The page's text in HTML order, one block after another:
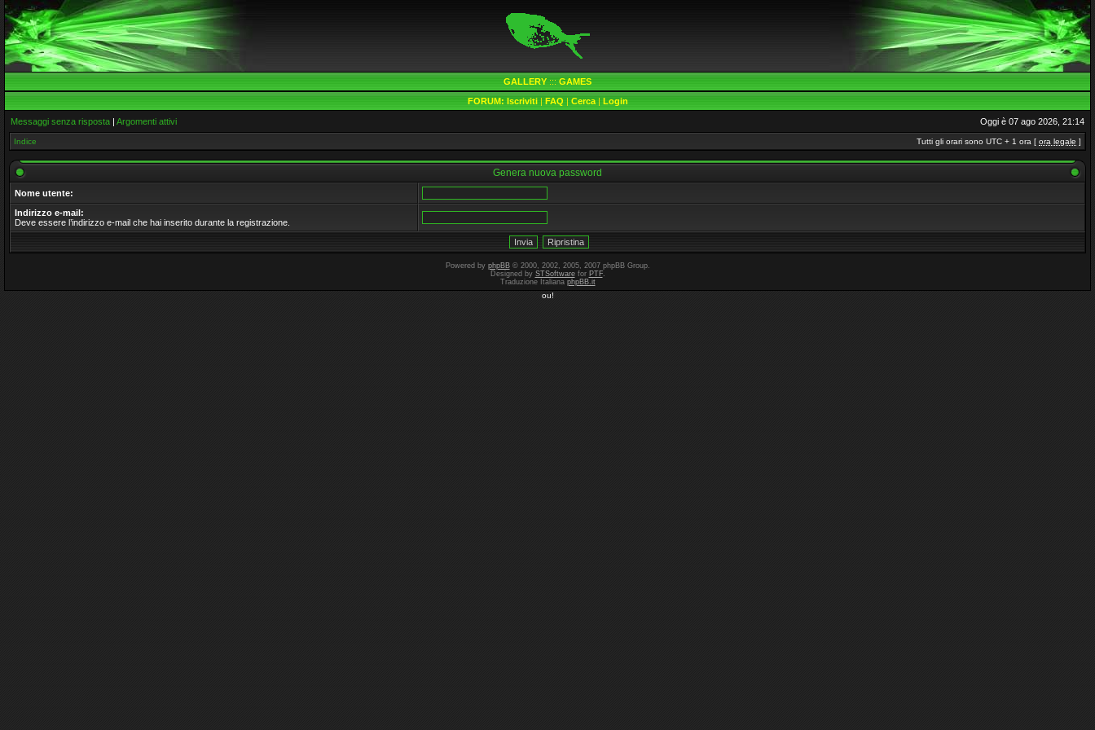
GALLERY ::: GAMES
FORUM: Iscriviti| FAQ | Cerca| Login
Messaggi senza risposta | Argomenti attivi Oggi è 07 ago 2026, 21:14
Indice Tutti gli orari sono UTC + 1 ora [ ora legale ]
Genera nuova password
Nome utente:
Indirizzo e-mail:
Deve essere l’indirizzo e-mail che hai inserito durante la registrazione.
Powered by phpBB© 2000, 2002, 2005, 2007 phpBB Group.
Designed by STSoftwarefor PTF.
Traduzione Italiana phpBB.it
ou!